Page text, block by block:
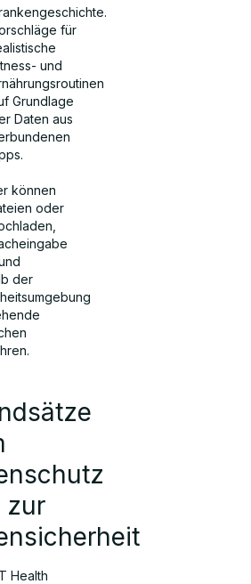
für
und
Grundlage
Daten aus
können
oder
der
zur
Health